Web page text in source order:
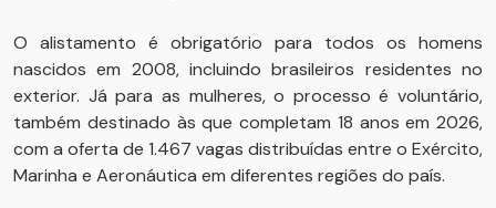
O alistamento é obrigatório para todos os homens
nascidos em 2008, incluindo brasileiros residentes no
exterior. Já para as mulheres, o processo é voluntário,
também destinado às que completam 18 anos em 2026,
com a oferta de 1.467 vagas distribuídas entre o Exército,
Marinha e Aeronáutica em diferentes regiões do país.